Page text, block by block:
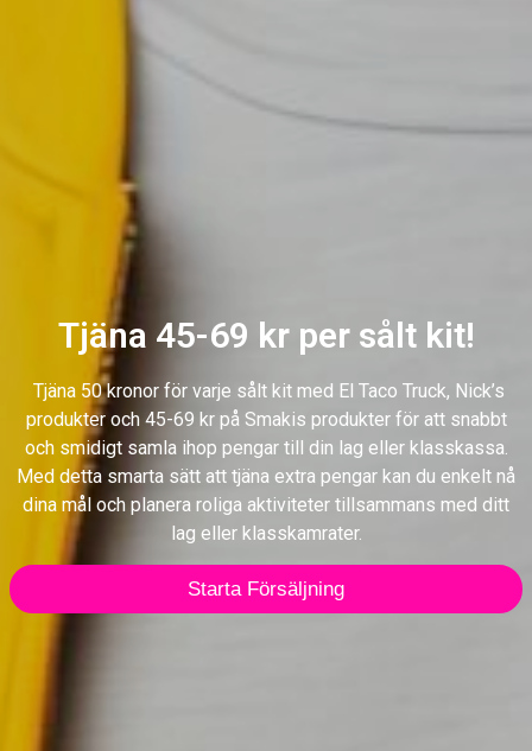
Tjäna 45-69 kr per sålt kit!
Tjäna 50 kronor för varje sålt kit med El Taco Truck, Nick’s
produkter och 45-69 kr på Smakis produkter för att snabbt
och smidigt samla ihop pengar till din lag eller klasskassa.
Med detta smarta sätt att tjäna extra pengar kan du enkelt nå
dina mål och planera roliga aktiviteter tillsammans med ditt
lag eller klasskamrater.
Starta Försäljning